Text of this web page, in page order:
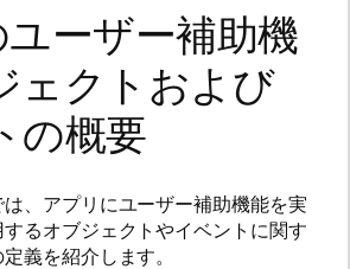
ユーザー補助機
ェクトおよび
の概要
、アプリにユーザー補助機能を実
るオブジェクトやイベントに関す
義を紹介します。